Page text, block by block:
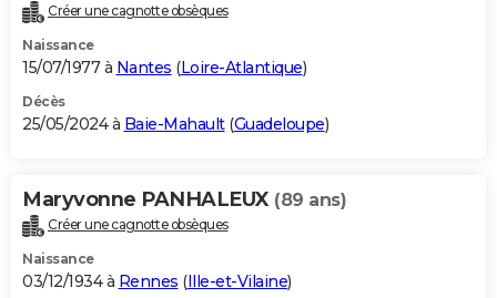
Créer une cagnotte obsèques
Naissance
15/07/1977 à Nantes (Loire-Atlantique)
Décès
25/05/2024 à Baie-Mahault(Guadeloupe)
Maryvonne PANHALEUX (89 ans)
Créer une cagnotte obsèques
Naissance
03/12/1934 à Rennes (Ille-et-Vilaine)